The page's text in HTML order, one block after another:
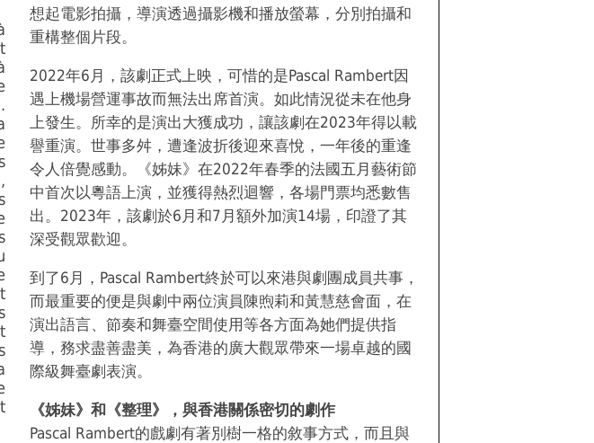
想起電影拍攝，導演透過攝影機和播放螢幕，分別拍攝和
重構整個片段。
2022年6月，該劇正式上映，可惜的是Pascal Rambert因
遇上機場營運事故而無法出席首演。如此情況從未在他身
上發生。所幸的是演出大獲成功，讓該劇在2023年得以載
譽重演。世事多舛，遭逢波折後迎來喜悅，一年後的重逢
令人倍覺感動。《姊妹》在2022年春季的法國五月藝術節
中首次以粵語上演，並獲得熱烈迴響，各場門票均悉數售
出。2023年，該劇於6月和7月額外加演14場，印證了其
深受觀眾歡迎。
到了6月，Pascal Rambert終於可以來港與劇團成員共事，
而最重要的便是與劇中兩位演員陳煦莉和黃慧慈會面，在
演出語言、節奏和舞臺空間使用等各方面為她們提供指
導，務求盡善盡美，為香港的廣大觀眾帶來一場卓越的國
際級舞臺劇表演。
《姊妹》和《整理》，與香港關係密切的劇作
Pascal Rambert的戲劇有著別樹一格的敘事方式，而且與